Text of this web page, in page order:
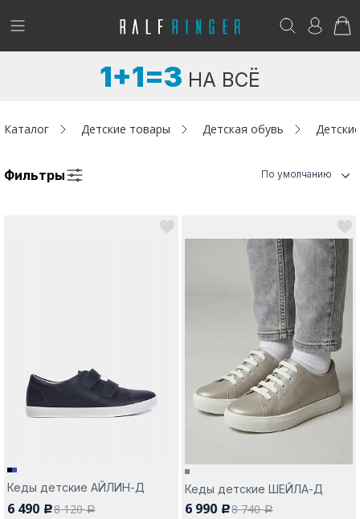
!
Женщинам
Да, все верно Изменить город
Возникли вопросы? - club@ralf.ru
1+1=3 НА ВСЁ
Каталог Детские товары Детская обувь
Фильтры По умолчанию
Кеды детские АЙЛИН-Д
6 490 c8 120a
Кеды детские ШЕЙЛА-Д
6 990 c8 740a